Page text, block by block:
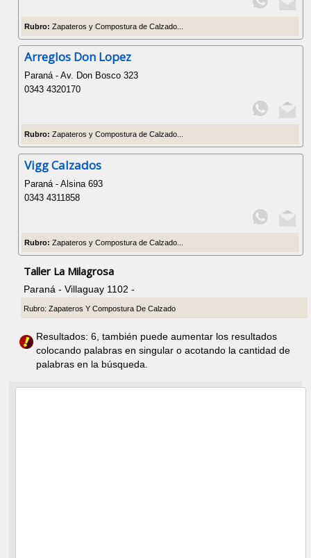
Rubro: Zapateros y Compostura de Calzado...
Arreglos Don Lopez
Paraná - Av. Don Bosco 323
0343 4320170
Rubro: Zapateros y Compostura de Calzado...
Vigg Calzados
Paraná - Alsina 693
0343 4311858
Rubro: Zapateros y Compostura de Calzado...
Taller La Milagrosa
Paraná - Villaguay 1102 -
Rubro: Zapateros Y Compostura De Calzado
Resultados: 6, también puede aumentar los resultados
colocando palabras en singular o acotando la cantidad de
palabras en la búsqueda.